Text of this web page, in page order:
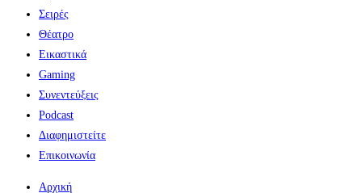
Σειρές
Θέατρο
Εικαστικά
Gaming
Συνεντεύξεις
Podcast
Διαφημιστείτε
Επικοινωνία
Αρχική